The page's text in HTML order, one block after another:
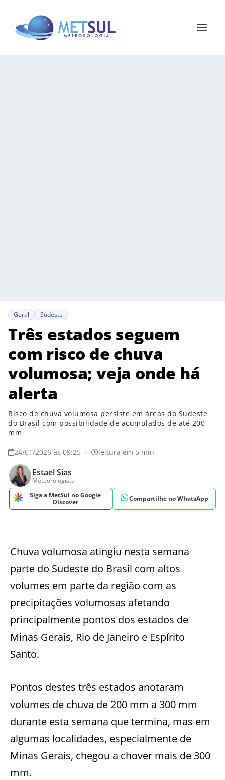
Geral Sudeste
Três estados seguem
com risco de chuva
volumosa; veja onde há
alerta
Risco de chuva volumosa persiste em áreas do Sudeste
do Brasil com possibilidade de acumulados de até 200
mm
24/01/2026 às 09:25 • leitura em 5 min
Estael Sias
Meteorologista
Siga a MetSul no Google
Discover
Compartilhe no WhatsApp
Chuva volumosa atingiu nesta semana
parte do Sudeste do Brasil com altos
volumes em parte da região com as
precipitações volumosas afetando
principalmente pontos dos estados de
Minas Gerais, Rio de Janeiro e Espírito
Santo.
Pontos destes três estados anotaram
volumes de chuva de 200 mm a 300 mm
durante esta semana que termina, mas em
algumas localidades, especialmente de
Minas Gerais, chegou a chover mais de 300
mm.